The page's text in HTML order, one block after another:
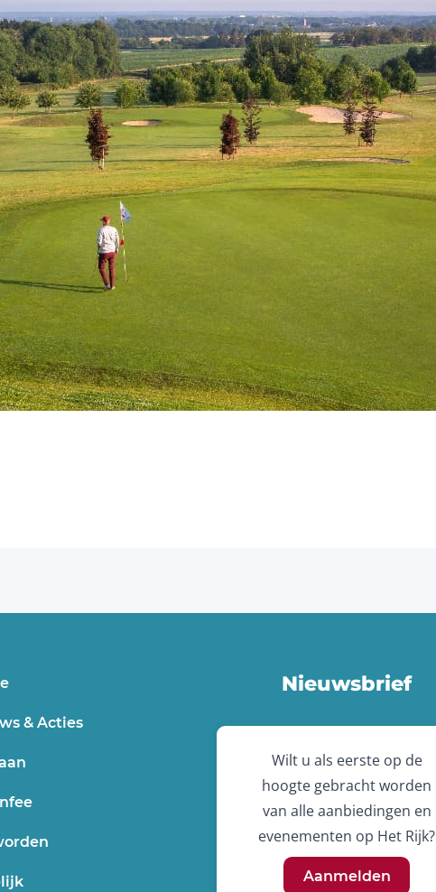
& Acties
Nieuwsbrief
Wilt u als eerste op de
hoogte gebracht worden
van alle aanbiedingen en
evenementen op Het Rijk?
Aanmelden